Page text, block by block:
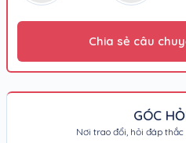
Chia sẻ câu
GÓC
Nơi trao đổi, hỏi đáp